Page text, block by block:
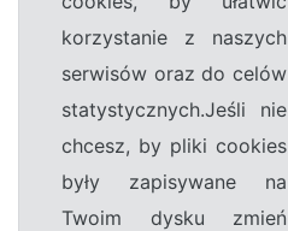
korzystanie z naszych
serwisów oraz do celów
statystycznych.Jeśli nie
chcesz, by pliki cookies
były zapisywane na
Twoim dysku zmień